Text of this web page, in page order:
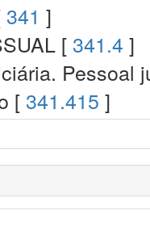
341 ]
[ 341.4 ]
Pessoal
[ 341.415 ]